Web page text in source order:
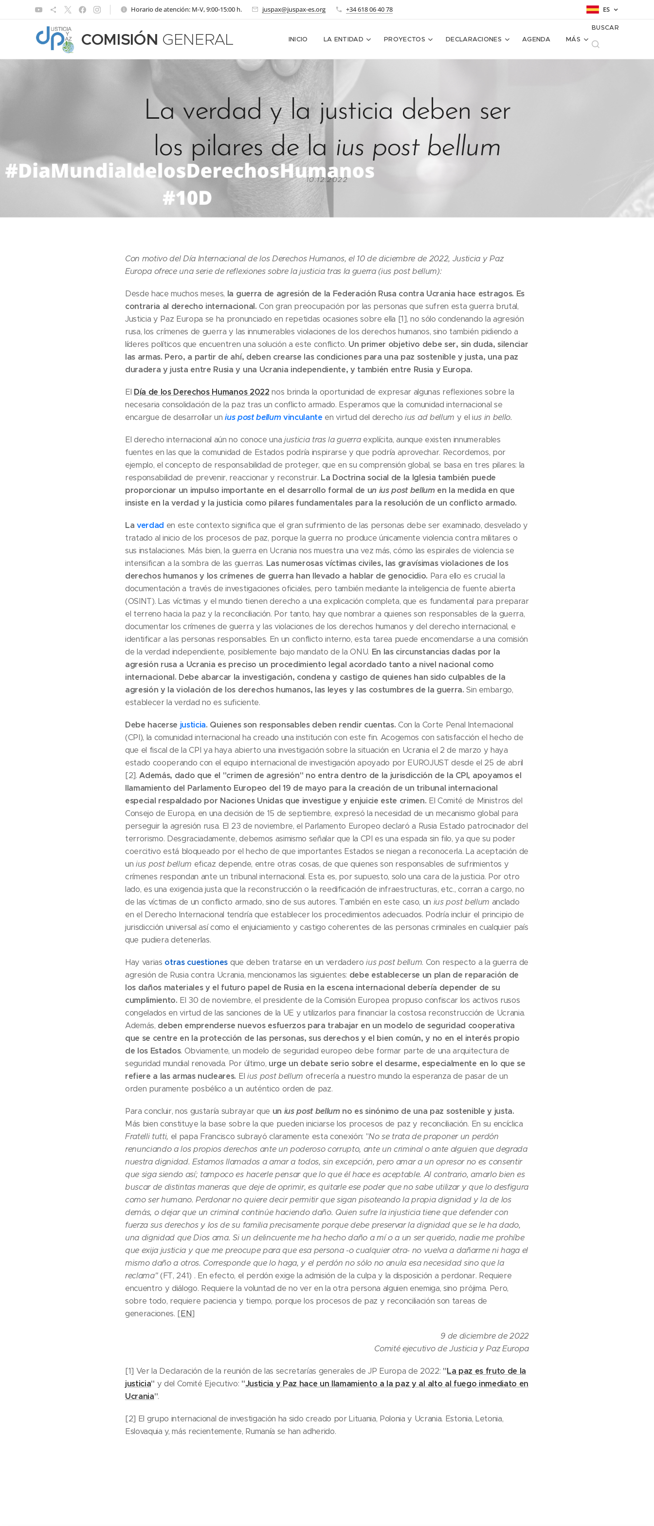
Horario de atención: M-V, 9:00-15:00 h. juspax@juspax-es.org +34 618 06 40 78 ES
COMISIÓN GENERAL INICIO LA ENTIDAD PROYECTOS DECLARACIONES AGENDA MÁS
BUSCAR
La verdad y la justicia deben ser
los pilares de la ius post bellum
10.12.2022
Con motivo del Día Internacional de los Derechos Humanos, el 10 de diciembre de 2022, Justicia y Paz
Europa ofrece una serie de reflexiones sobre la justicia tras la guerra (ius post bellum):
Desde hace muchos meses, la guerra de agresión de la Federación Rusa contra Ucrania hace estragos. Es
contraria al derecho internacional. Con gran preocupación por las personas que sufren esta guerra brutal,
Justicia y Paz Europa se ha pronunciado en repetidas ocasiones sobre ella [1], no sólo condenando la agresión
rusa, los crímenes de guerra y las innumerables violaciones de los derechos humanos, sino también pidiendo a
líderes políticos que encuentren una solución a este conflicto. Un primer objetivo debe ser, sin duda, silenciar
las armas. Pero, a partir de ahí, deben crearse las condiciones para una paz sostenible y justa, una paz
duradera y justa entre Rusia y una Ucrania independiente, y también entre Rusia y Europa.
El Día de los Derechos Humanos 2022 nos brinda la oportunidad de expresar algunas reflexiones sobre la
necesaria consolidación de la paz tras un conflicto armado. Esperamos que la comunidad internacional se
encargue de desarrollar un ius post bellumvinculante en virtud del derechoius ad bellum y el ius in bello.
El derecho internacional aún no conoce una justicia tras la guerraexplícita, aunque existen innumerables
fuentes en las que la comunidad de Estados podría inspirarse y que podría aprovechar. Recordemos, por
ejemplo, el concepto de responsabilidad de proteger, que en su comprensión global, se basa en tres pilares: la
responsabilidad de prevenir, reaccionar y reconstruir. La Doctrina social de la Iglesia también puede
proporcionar un impulso importante en el desarrollo formal de un ius post bellumen la medida en que
insiste en la verdad y la justicia como pilares fundamentales para la resolución de un conflicto armado.
Laverdad en este contexto significa que el gran sufrimiento de las personas debe ser examinado, desvelado y
tratado al inicio de los procesos de paz, porque la guerra no produce únicamente violencia contra militares o
sus instalaciones. Más bien, la guerra en Ucrania nos muestra una vez más, cómo las espirales de violencia se
intensifican a la sombra de las guerras. Las numerosas víctimas civiles, las gravísimas violaciones de los
derechos humanos y los crímenes de guerra han llevado a hablar de genocidio. Para ello es crucial la
documentación a través de investigaciones oficiales, pero también mediante la inteligencia de fuente abierta
(OSINT). Las víctimas y el mundo tienen derecho a una explicación completa, que es fundamental para preparar
el terreno hacia la paz y la reconciliación. Por tanto, hay que nombrar a quienes son responsables de la guerra,
documentar los crímenes de guerra y las violaciones de los derechos humanos y del derecho internacional, e
identificar a las personas responsables. En un conflicto interno, esta tarea puede encomendarse a una comisión
de la verdad independiente, posiblemente bajo mandato de la ONU. En las circunstancias dadas por la
agresión rusa a Ucrania es preciso un procedimiento legal acordado tanto a nivel nacional como
internacional. Debe abarcar la investigación, condena y castigo de quienes han sido culpables de la
agresión y la violación de los derechos humanos, las leyes y las costumbres de la guerra. Sin embargo,
establecer la verdad no es suficiente.
Debe hacerse justicia. Quienes son responsables deben rendir cuentas. Con la Corte Penal Internacional
(CPI), la comunidad internacional ha creado una institución con este fin. Acogemos con satisfacción el hecho de
que el fiscal de la CPI ya haya abierto una investigación sobre la situación en Ucrania el 2 de marzo y haya
estado cooperando con el equipo internacional de investigación apoyado por EUROJUST desde el 25 de abril
[2].Además, dado que el "crimen de agresión" no entra dentro de la jurisdicción de la CPI, apoyamos el
llamamiento del Parlamento Europeo del 19 de mayo para la creación de un tribunal internacional
especial respaldado por Naciones Unidas que investigue y enjuicie este crimen. El Comité de Ministros del
Consejo de Europa, en una decisión de 15 de septiembre, expresó la necesidad de un mecanismo global para
perseguir la agresión rusa. El 23 de noviembre, el Parlamento Europeo declaró a Rusia Estado patrocinador del
terrorismo. Desgraciadamente, debemos asimismo señalar que la CPI es una espada sin filo, ya que su poder
coercitivo está bloqueado por el hecho de que importantes Estados se niegan a reconocerla. La aceptación de
unius post bellum eficaz depende, entre otras cosas, de que quienes son responsables de sufrimientos y
crímenes respondan ante un tribunal internacional. Esta es, por supuesto, solo una cara de la justicia. Por otro
lado, es una exigencia justa que la reconstrucción o la reedificación de infraestructuras, etc., corran a cargo, no
de las víctimas de un conflicto armado, sino de sus autores. También en este caso, un ius post bellum anclado
en el Derecho Internacional tendría que establecer los procedimientos adecuados. Podría incluir el principio de
jurisdicción universal así como el enjuiciamiento y castigo coherentes de las personas criminales en cualquier país
que pudiera detenerlas.
Hay varias otras cuestiones que deben tratarse en un verdaderoius post bellum. Con respecto a la guerra de
agresión de Rusia contra Ucrania, mencionamos las siguientes: debe establecerse un plan de reparación de
los daños materiales y el futuro papel de Rusia en la escena internacional debería depender de su
cumplimiento. El 30 de noviembre, el presidente de la Comisión Europea propuso confiscar los activos rusos
congelados en virtud de las sanciones de la UE y utilizarlos para financiar la costosa reconstrucción de Ucrania.
Además, deben emprenderse nuevos esfuerzos para trabajar en un modelo de seguridad cooperativa
que se centre en la protección de las personas, sus derechos y el bien común, y no en el interés propio
de los Estados. Obviamente, un modelo de seguridad europeo debe formar parte de una arquitectura de
seguridad mundial renovada. Por último, urge un debate serio sobre el desarme, especialmente en lo que se
refiere a las armas nucleares. El ius post bellum ofrecería a nuestro mundo la esperanza de pasar de un
orden puramente posbélico a un auténtico orden de paz.
Para concluir, nos gustaría subrayar que un ius post bellum no es sinónimo de una paz sostenible y justa.
Más bien constituye la base sobre la que pueden iniciarse los procesos de paz y reconciliación. En su encíclica
Fratelli tutti, el papa Francisco subrayó claramente esta conexión: "No se trata de proponer un perdón
renunciando a los propios derechos ante un poderoso corrupto, ante un criminal o ante alguien que degrada
nuestra dignidad. Estamos llamados a amar a todos, sin excepción, pero amar a un opresor no es consentir
que siga siendo así; tampoco es hacerle pensar que lo que él hace es aceptable. Al contrario, amarlo bien es
buscar de distintas maneras que deje de oprimir, es quitarle ese poder que no sabe utilizar y que lo desfigura
como ser humano. Perdonar no quiere decir permitir que sigan pisoteando la propia dignidad y la de los
demás, o dejar que un criminal continúe haciendo daño. Quien sufre la injusticia tiene que defender con
fuerza sus derechos y los de su familia precisamente porque debe preservar la dignidad que se le ha dado,
una dignidad que Dios ama. Si un delincuente me ha hecho daño a mí o a un ser querido, nadie me prohíbe
que exija justicia y que me preocupe para que esa persona -o cualquier otra- no vuelva a dañarme ni haga el
mismo daño a otros. Corresponde que lo haga, y el perdón no sólo no anula esa necesidad sino que la
reclama"(FT, 241) . En efecto, el perdón exige la admisión de la culpa y la disposición a perdonar. Requiere
encuentro y diálogo. Requiere la voluntad de no ver en la otra persona alguien enemiga, sino prójima. Pero,
sobre todo, requiere paciencia y tiempo, porque los procesos de paz y reconciliación son tareas de
generaciones. [EN]
9 de diciembre de 2022
Comité ejecutivo de Justicia y Paz Europa
[1] Ver la Declaración de la reunión de las secretarías generales de JP Europa de 2022: "La paz es fruto de la
justicia" y del Comité Ejecutivo: "Justicia y Paz hace un llamamiento a la paz y al alto al fuego inmediato en
Ucrania".
[2] El grupo internacional de investigación ha sido creado por Lituania, Polonia y Ucrania. Estonia, Letonia,
Eslovaquia y, más recientemente, Rumanía se han adherido.